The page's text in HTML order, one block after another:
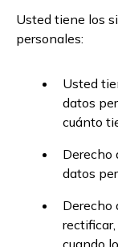
Usted tiene los
personales:
Usted
datos
cuánto
Derecho
datos
Derecho
cuando